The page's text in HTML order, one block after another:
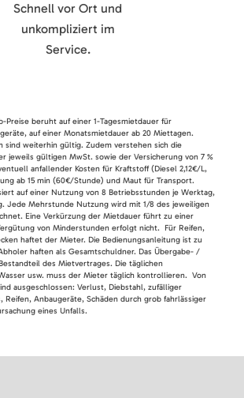
Schnell vor Ort und
unkompliziert im
Service.
Preise beruht auf einer 1-Tagesmietdauer für
auf einer Monatsmietdauer ab 20 Miettagen.
sind weiterhin gültig. Zudem verstehen sich die
jeweils gültigen MwSt. sowie der Versicherung von 7 %
anfallender Kosten für Kraftstoff (Diesel 2,12€/L,
ab 15 min (60€/Stunde) und Maut für Transport.
auf einer Nutzung von 8 Betriebsstunden je Werktag,
Jede Mehrstunde Nutzung wird mit 1/8 des jeweiligen
Eine Verkürzung der Mietdauer führt zu einer
von Minderstunden erfolgt nicht. Für Reifen,
haftet der Mieter. Die Bedienungsanleitung ist zu
haften als Gesamtschuldner. Das Übergabe- /
des Mietvertrages. Die täglichen
usw. muss der Mieter täglich kontrollieren. Von
ausgeschlossen: Verlust, Diebstahl, zufälliger
Reifen, Anbaugeräte, Schäden durch grob fahrlässiger
eines Unfalls.